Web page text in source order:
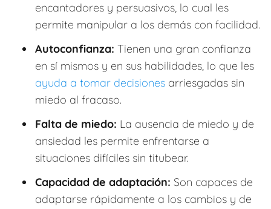
encantadores y persuasivos, lo cual les
permite manipular a los demás con facilidad.
Autoconfianza: Tienen una gran confianza
en sí mismos y en sus habilidades, lo que les
ayuda a tomar decisiones arriesgadas sin
miedo al fracaso.
Falta de miedo: La ausencia de miedo y de
ansiedad les permite enfrentarse a
situaciones difíciles sin titubear.
Capacidad de adaptación: Son capaces de
adaptarse rápidamente a los cambios y de